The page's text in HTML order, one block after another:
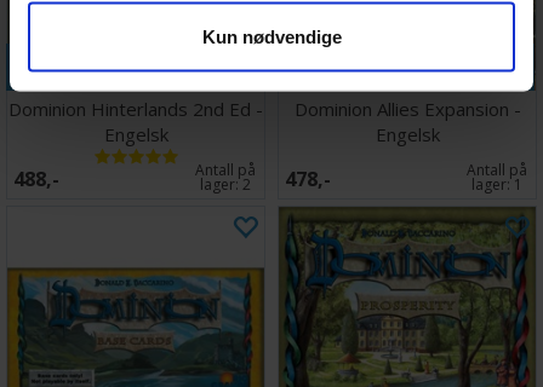
Kun nødvendige
Legg i handlekurven
Dominion Hinterlands 2nd Ed -
Engelsk
488,- Antall på
lager:2
Legg i handlekurven
Dominion Allies Expansion -
Engelsk
478,- Antall på
lager:1